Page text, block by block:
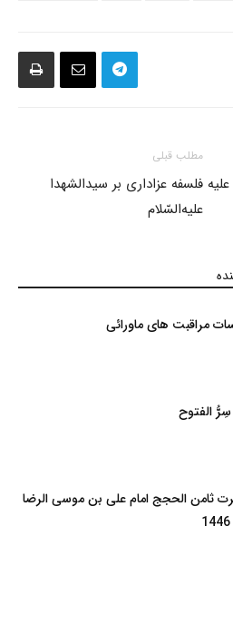
مطلب قبلی
فلسفه عزاداری بر سیدالشهدا
علیه‌السّلام
مراقبت های ماورائی
الفتوح
ثامن الحجج امام علی بن موسی الرضا